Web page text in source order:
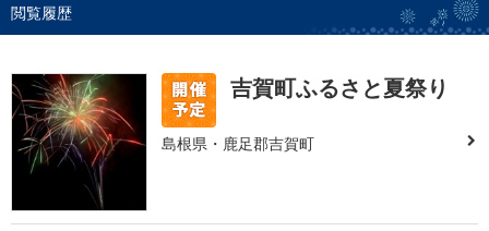
閲覧履歴
吉賀町ふるさと夏祭り
島根県・鹿足郡吉賀町